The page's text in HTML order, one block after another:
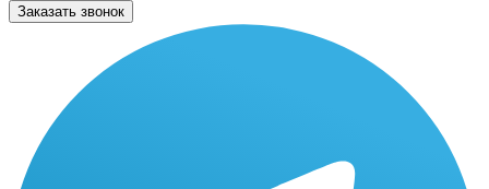
Заказать звонок